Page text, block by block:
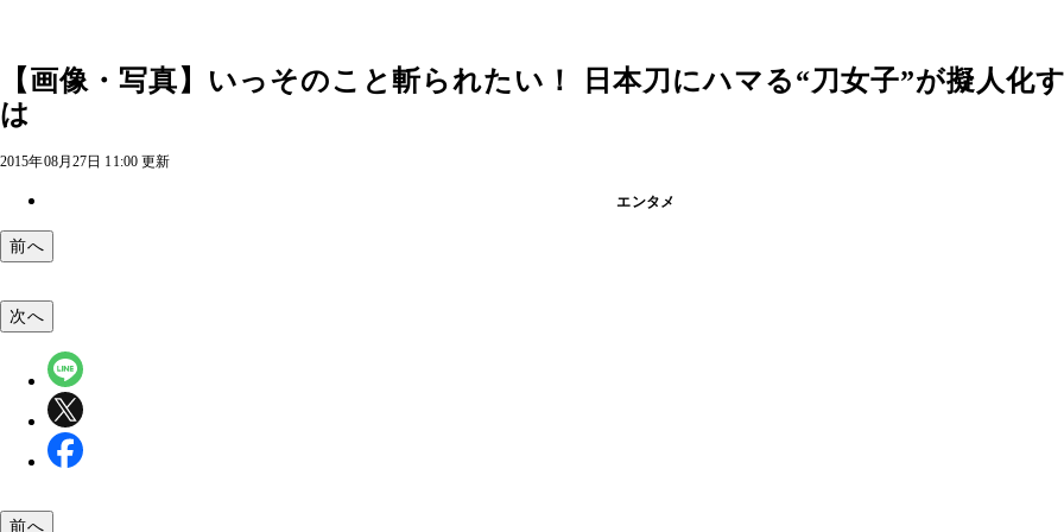
【画像・写真】いっそのこと斬られたい！ 日本刀にハマる“刀女子”が擬人化
は
2015年08月27日 11:00 更新
エンタメ
前へ
次へ
前へ